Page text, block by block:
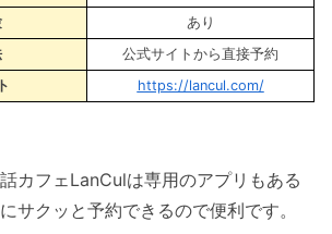
あり
公式サイトから直接予約
https://lancul.com/
カフェLanCulは専用のアプリもある
サクッと予約できるので便利です。